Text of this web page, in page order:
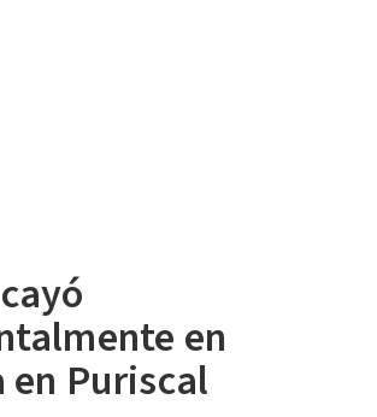
en
en Puriscal